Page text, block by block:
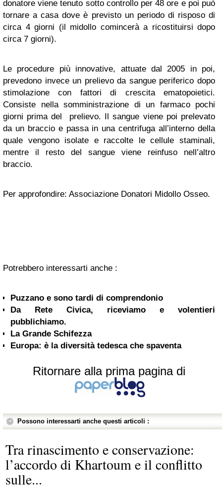
donatore viene tenuto sotto controllo per 48 ore e poi può
tornare a casa dove è previsto un periodo di risposo di
circa 4 giorni (il midollo comincerà a ricostituirsi dopo
circa 7 giorni).
Le procedure più innovative, attuate dal 2005 in poi,
prevedono invece un prelievo da sangue periferico dopo
stimolazione con fattori di crescita ematopoietici.
Consiste nella somministrazione di un farmaco pochi
giorni prima del prelievo. Il sangue viene poi prelevato
da un braccio e passa in una centrifuga all’interno della
quale vengono isolate e raccolte le cellule staminali,
mentre il resto del sangue viene reinfuso nell’altro
braccio.
Per approfondire: Associazione Donatori Midollo Osseo.
Potrebbero interessarti anche :
Puzzano e sono tardi di comprendonio
Da Rete Civica, riceviamo e volentieri
pubblichiamo.
La Grande Schifezza
Europa: è la diversità tedesca che spaventa
Ritornare alla prima pagina di
Possono interessarti anche questi articoli :
Tra rinascimento e conservazione:
l’accordo di Khartoum e il conflitto
sulle...